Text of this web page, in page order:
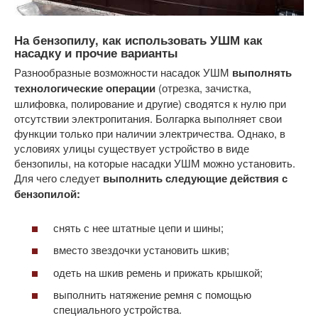
На бензопилу, как использовать УШМ как
насадку и прочие варианты
Разнообразные возможности насадок УШМ выполнять
технологические операции (отрезка, зачистка,
шлифовка, полирование и другие) сводятся к нулю при
отсутствии электропитания. Болгарка выполняет свои
функции только при наличии электричества. Однако, в
условиях улицы существует устройство в виде
бензопилы, на которые насадки УШМ можно установить.
Для чего следует выполнить следующие действия с
бензопилой:
снять с нее штатные цепи и шины;
вместо звездочки установить шкив;
одеть на шкив ремень и прижать крышкой;
выполнить натяжение ремня с помощью
специального устройства.